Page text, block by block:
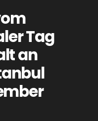
Tag
an